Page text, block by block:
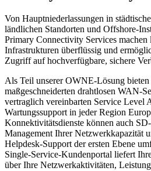
Von Hauptniederlassungen in
ländlichen Standorten und Offshore-
Primary Connectivity Services machen
Infrastrukturen überflüssig und
Zugriff auf hochverfügbare, sichere
Als Teil unserer OWNE-Lösung
maßgeschneiderten drahtlosen WAN-
vertraglich vereinbarten Service Level
Wartungssupport in jeder Region
Konnektivitätsdienste können auch
Management Ihrer Netzwerkkapazität
Helpdesk-Support der ersten Ebene
Single-Service-Kundenportal liefert
über Ihre Netzwerkaktivitäten,